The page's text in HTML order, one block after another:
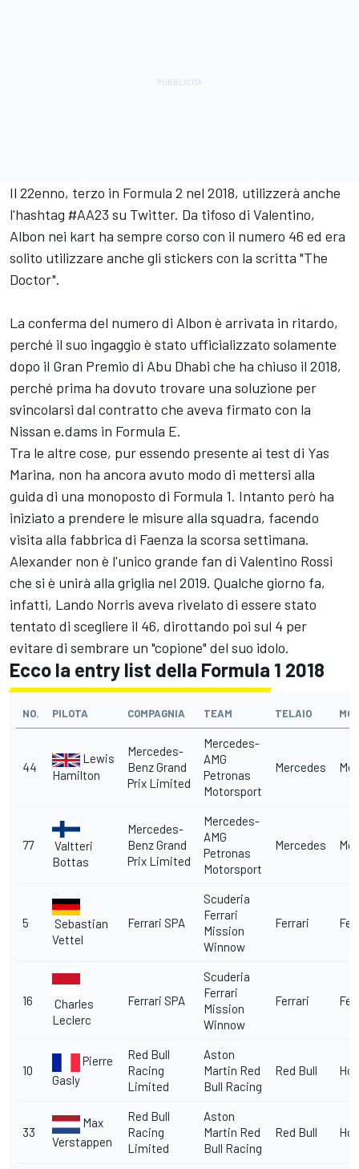
Il 22enno, terzo in Formula 2 nel 2018, utilizzerà anche
l'hashtag #AA23 su Twitter. Da tifoso di Valentino,
Albon nei kart ha sempre corso con il numero 46 ed era
solito utilizzare anche gli stickers con la scritta "The
Doctor".
La conferma del numero di Albon è arrivata in ritardo,
perché il suo ingaggio è stato ufficializzato solamente
dopo il Gran Premio di Abu Dhabi che ha chiuso il 2018,
perché prima ha dovuto trovare una soluzione per
svincolarsi dal contratto che aveva firmato con la
Nissan e.dams in Formula E.
Tra le altre cose, pur essendo presente ai test di Yas
Marina, non ha ancora avuto modo di mettersi alla
guida di una monoposto di Formula 1. Intanto però ha
iniziato a prendere le misure alla squadra, facendo
visita alla fabbrica di Faenza la scorsa settimana.
Alexander non è l'unico grande fan di Valentino Rossi
che si è unirà alla griglia nel 2019. Qualche giorno fa,
infatti, Lando Norris aveva rivelato di essere stato
tentato di scegliere il 46, dirottando poi sul 4 per
evitare di sembrare un "copione" del suo idolo.
Ecco la entry list della Formula 1 2018
NO. PILOTA COMPAGNIA TEAM TELAIO
44
Lewis
Hamilton
Mercedes-
Benz Grand
Prix Limited
Mercedes-
AMG
Petronas
Motorsport
Mercedes
77
Valtteri
Bottas
Mercedes-
Benz Grand
Prix Limited
Mercedes-
AMG
Petronas
Motorsport
Mercedes
5
Sebastian
Vettel
Ferrari SPA
Scuderia
Ferrari
Mission
Winnow
Ferrari
16
Charles
Leclerc
Ferrari SPA
Scuderia
Ferrari
Mission
Winnow
Ferrari
10
Pierre
Gasly
Red Bull
Racing
Limited
Aston
Martin Red
Bull Racing
Red Bull
33
Max
Verstappen
Red Bull
Racing
Limited
Aston
Martin Red
Bull Racing
Red Bull